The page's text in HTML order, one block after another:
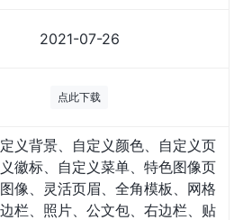
2021-07-26
点此下载
义背景、自定义颜色、自定义页
徽标、自定义菜单、特色图像页
像、灵活页眉、全角模板、网格
栏、照片、公文包、右边栏、贴